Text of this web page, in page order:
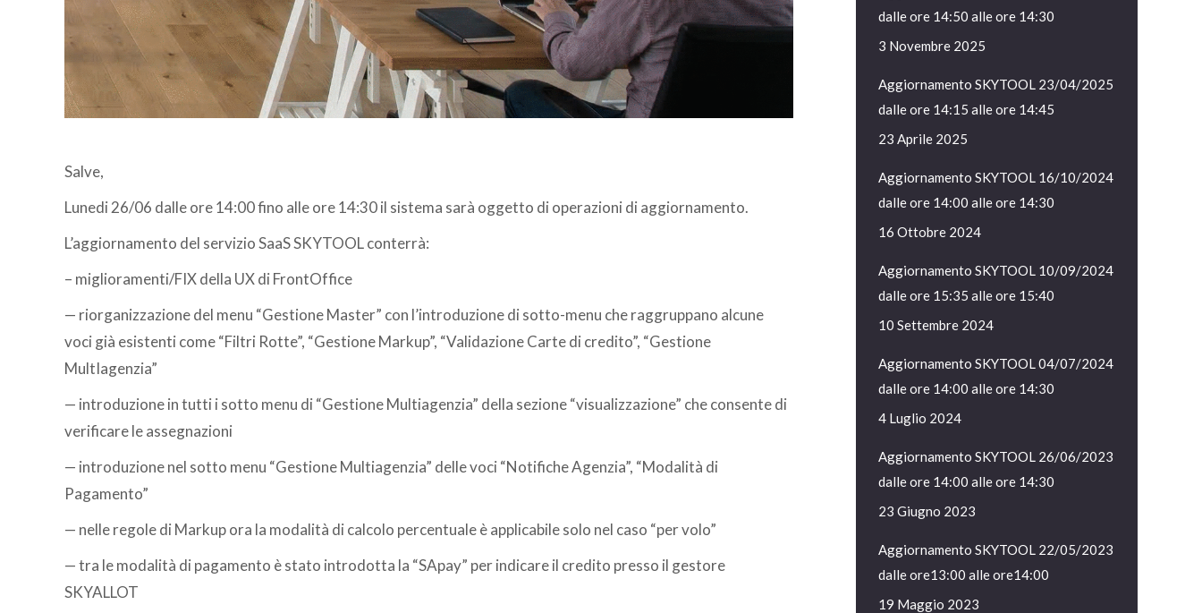
Salve,
Lunedi 26/06 dalle ore 14:00 fino alle ore 14:30 il sistema sarà oggetto di operazioni di aggiornamento.
L’aggiornamento del servizio SaaS SKYTOOL conterrà:
– miglioramenti/FIX della UX di FrontOffice
— riorganizzazione del menu “Gestione Master” con l’introduzione di sotto-menu che raggruppano alcune
voci già esistenti come “Filtri Rotte”, “Gestione Markup”, “Validazione Carte di credito”, “Gestione
MultIagenzia”
— introduzione in tutti i sotto menu di “Gestione Multiagenzia” della sezione “visualizzazione” che consente di
verificare le assegnazioni
— introduzione nel sotto menu “Gestione Multiagenzia” delle voci “Notifiche Agenzia”, “Modalità di
Pagamento”
— nelle regole di Markup ora la modalità di calcolo percentuale è applicabile solo nel caso “per volo”
— tra le modalità di pagamento è stato introdotta la “SApay” per indicare il credito presso il gestore
SKYALLOT
dalle ore 14:50 alle ore 14:30
3 Novembre 2025
Aggiornamento SKYTOOL 23/04/2025
dalle ore 14:15 alle ore 14:45
23 Aprile 2025
Aggiornamento SKYTOOL 16/10/2024
dalle ore 14:00 alle ore 14:30
16 Ottobre 2024
Aggiornamento SKYTOOL 10/09/2024
dalle ore 15:35 alle ore 15:40
10 Settembre 2024
Aggiornamento SKYTOOL 04/07/2024
dalle ore 14:00 alle ore 14:30
4 Luglio 2024
Aggiornamento SKYTOOL 26/06/2023
dalle ore 14:00 alle ore 14:30
23 Giugno 2023
Aggiornamento SKYTOOL 22/05/2023
dalle ore13:00 alle ore14:00
19 Maggio 2023